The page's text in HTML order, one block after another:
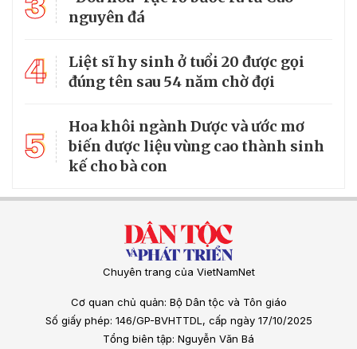
nguyên đá
4
Liệt sĩ hy sinh ở tuổi 20 được gọi
đúng tên sau 54 năm chờ đợi
5
Hoa khôi ngành Dược và ước mơ
biến dược liệu vùng cao thành sinh
kế cho bà con
Chuyên trang của VietNamNet
Cơ quan chủ quản: Bộ Dân tộc và Tôn giáo
Số giấy phép: 146/GP-BVHTTDL, cấp ngày 17/10/2025
Tổng biên tập: Nguyễn Văn Bá